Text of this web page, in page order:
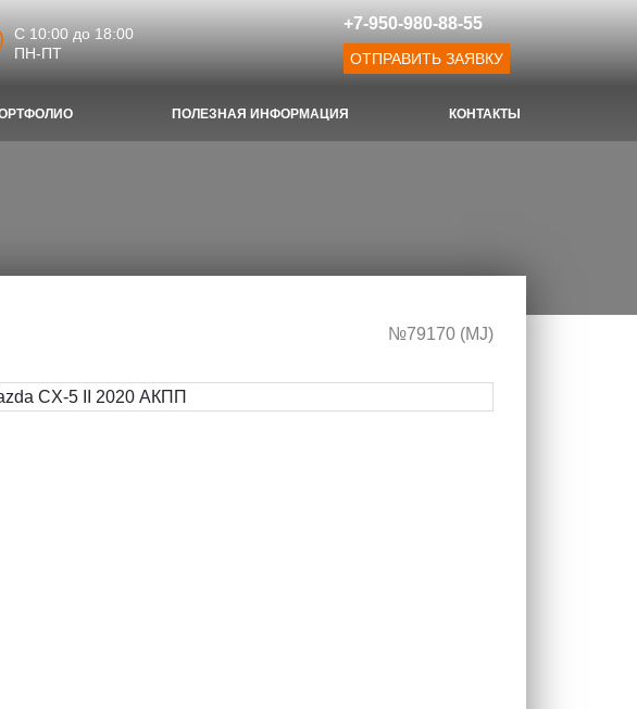
C 10:00 до 18:00
ПН-ПТ
+7-950-980-88-55
ОТПРАВИТЬ ЗАЯВКУ
ПОЛЕЗНАЯ ИНФОРМАЦИЯ КОНТАКТЫ
№79170 (МJ)